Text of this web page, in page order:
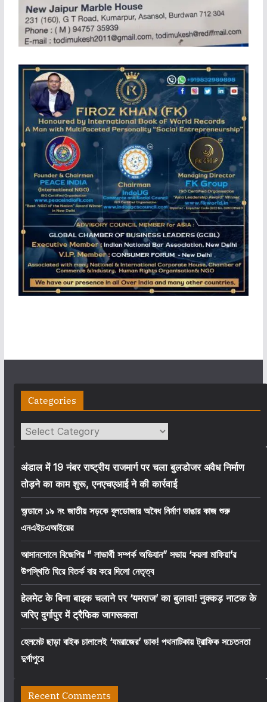
Categories
Categories
अंडाल में 19 नंबर राष्ट्रीय राजमार्ग पर चला बुलडोजर अवैध निर्माण
तोड़ने का काम शुरू, एनएचएआई ने की कार्रवाई
অন্ডালে ১৯ নং জাতীয় সড়কে বুলডোজার অবৈধ নির্মাণ ভাঙার কাজ শুরু
এনএইচএআইয়ের
আসানসোলে বিজেপির ” লাভার্থী সম্পর্ক অভিযান” সভায় ‘কয়লা মাফিয়া’র
উপস্থিতি ঘিরে বিতর্ক বার করে দিলো নেতৃত্ব
हेलमेट के बिना बाइक चलाने पर ‘यमराज’ का बुलावा! नुक्कड़ नाटक के
जरिए दुर्गापुर में ट्रैफिक जागरूकता
হেলমেট ছাড়া বাইক চালালেই ‘যমরাজের’ ডাক! পথনাটিকায় ট্রাফিক সচেতনতা
দুর্গাপুরে
Recent Comments